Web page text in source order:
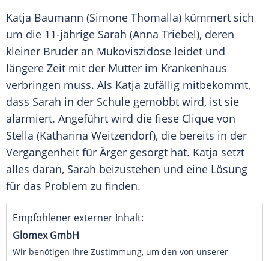
Katja Baumann (Simone Thomalla) kümmert sich
um die 11-jährige Sarah (Anna Triebel), deren
kleiner Bruder an Mukoviszidose leidet und
längere Zeit mit der Mutter im Krankenhaus
verbringen muss. Als Katja zufällig mitbekommt,
dass Sarah in der Schule gemobbt wird, ist sie
alarmiert. Angeführt wird die fiese Clique von
Stella (Katharina Weitzendorf), die bereits in der
Vergangenheit für Ärger gesorgt hat. Katja setzt
alles daran, Sarah beizustehen und eine Lösung
für das Problem zu finden.
Empfohlener externer Inhalt:
Glomex GmbH
Wir benötigen Ihre Zustimmung, um den von unserer